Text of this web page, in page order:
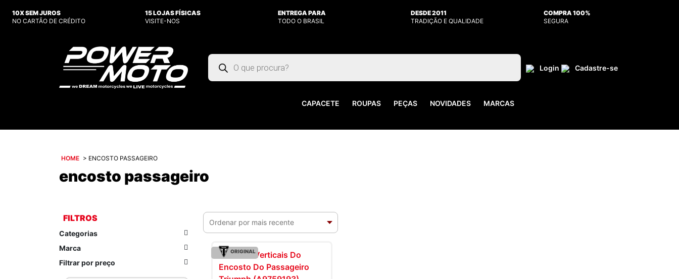
10X SEM JUROS
NO CARTÃO DE CRÉDITO
15 LOJAS FÍSICAS
VISITE-NOS
ENTREGA PARA
TODO O BRASIL
DESDE 2011
TRADIÇÃO E QUALIDADE
COMPRA 100%
SEGURA
Pesquisar
produtos
Login Cadastre-se
CAPACETE ROUPAS PEÇAS NOVIDADES MARCAS
HOME > ENCOSTO PASSAGEIRO
encosto passageiro
FILTROS
Categorias
Marca
Filtrar por preço
ORIGINAL